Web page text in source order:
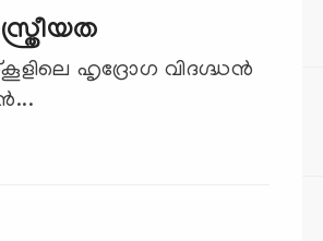
ഹൃദ്രോഗ വിദഗ്ദ്ധന്‍